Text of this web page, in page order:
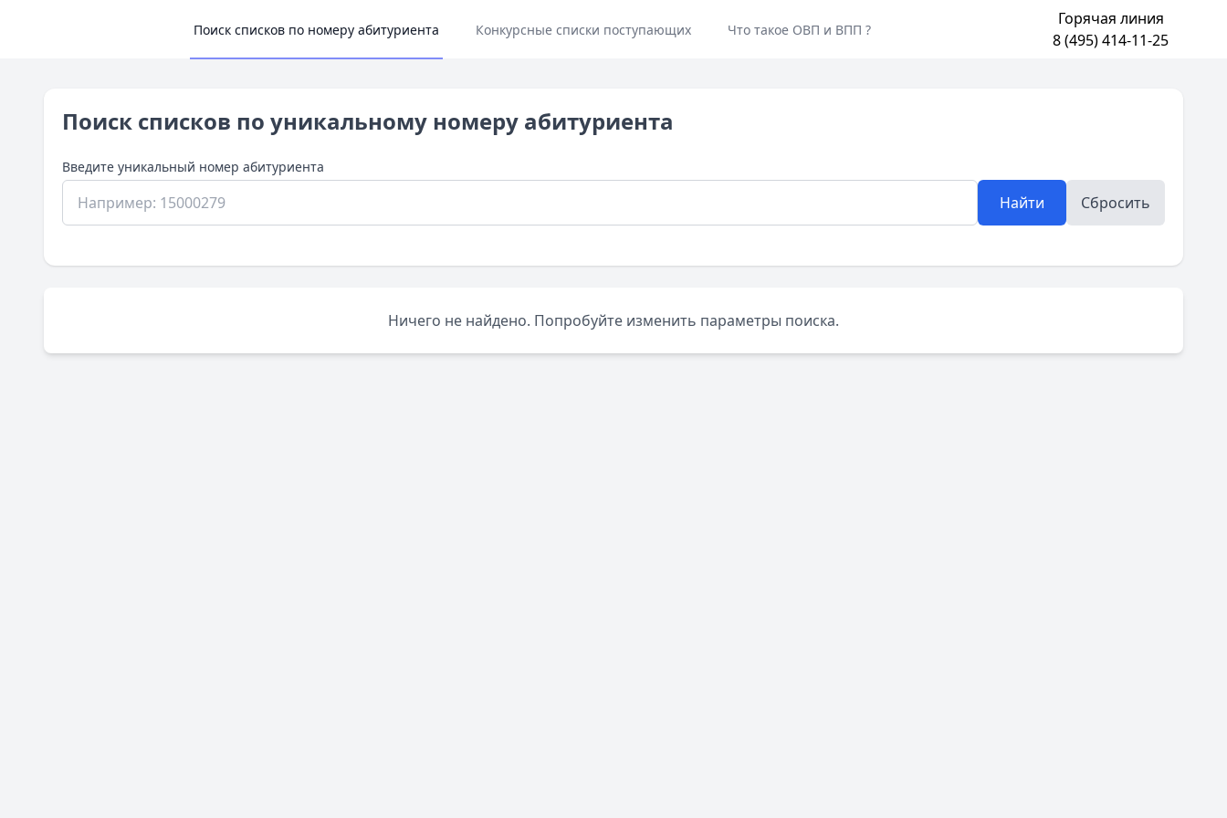
Поиск списков по номеру абитуриента Конкурсные списки поступающих Что такое ОВП и ВПП ?
Горячая линия
8 (495) 414-11-25
Поиск списков по уникальному номеру абитуриента
Введите уникальный номер абитуриента
Найти Сбросить
Ничего не найдено. Попробуйте изменить параметры поиска.